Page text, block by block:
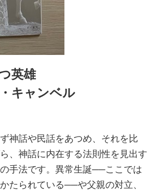
英雄
キャンベル
神話や民話をあつめ、それを比
、神話に内在する法則性を見出す
手法です。異常生誕──ここでは
たられている──や父親の対立、